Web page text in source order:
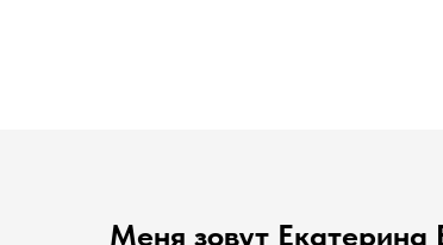
Меня зовут Екатерина